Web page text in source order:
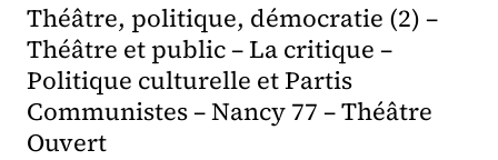
Théâtre, politique, démocratie (2) –
Théâtre et public – La critique –
Politique culturelle et Partis
Communistes – Nancy 77 – Théâtre
Ouvert